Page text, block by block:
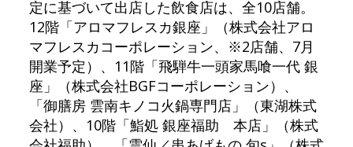
定に基づいて出店した飲食店は、全10店舗。
12階「アロマフレスカ銀座」（株式会社アロ
マフレスカコーポレーション、※2店舗、7月
開業予定）、11階「飛騨牛一頭家馬喰一代 銀
座」（株式会社BGFコーポレーション）、
「御膳房 雲南キノコ火鍋専門店」（東湖株式
会社）、10階「鮨処 銀座福助 本店」（株式